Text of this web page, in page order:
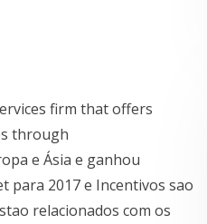
firm that offers
through
e Ásia e ganhou
para 2017 e Incentivos sao
relacionados com os